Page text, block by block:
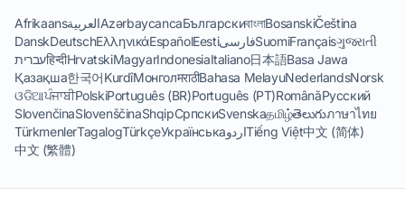
AfrikaansالعربيةAzərbaycancaБългарскиবাংলাBosanskiČeština
DanskDeutschΕλληνικάEspañolEestiفارسیSuomiFrançaisગુજરાતી
עבריתहिन्दीHrvatskiMagyarIndonesiaItaliano日本語Basa Jawa
Қазақша한국어KurdîМонголमराठीBahasa MelayuNederlandsNorsk
ଓଡିଆਪੰਜਾਬੀPolskiPortuguês (BR)Português (PT)RomânăРусский
SlovenčinaSlovenščinaShqipСрпскиSvenskaதமிழ்తెలుగుภาษาไทย
TürkmenlerTagalogTürkçeУкраїнськаاردوTiếng Việt中文 (简体)
中文 (繁體)